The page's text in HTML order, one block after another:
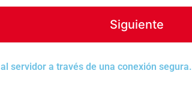
Siguiente
servidor a través de una conexión segura.